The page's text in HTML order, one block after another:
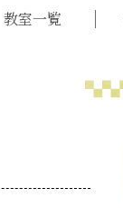
教室一覧